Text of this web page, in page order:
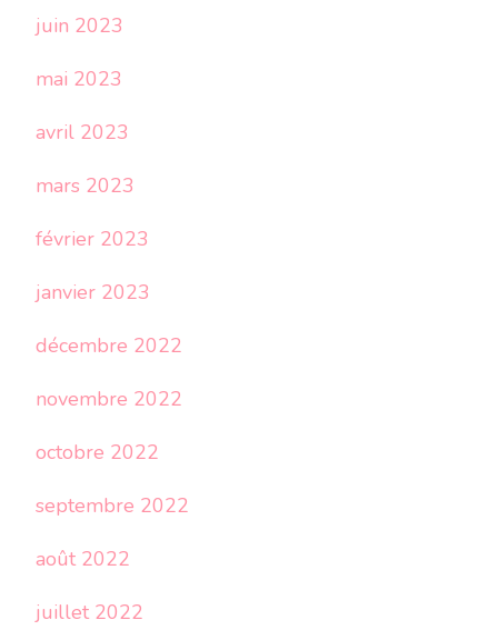
juin 2023
mai 2023
avril 2023
mars 2023
février 2023
janvier 2023
décembre 2022
novembre 2022
octobre 2022
septembre 2022
août 2022
juillet 2022